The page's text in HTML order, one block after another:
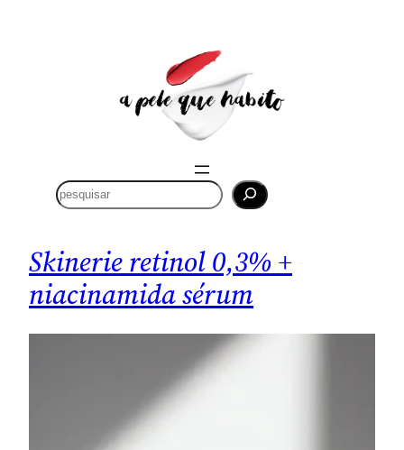
Skinerie retinol 0,3% +
niacinamida sérum